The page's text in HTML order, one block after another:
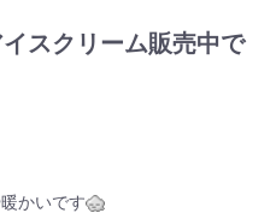
スクリーム販売中で
かいです